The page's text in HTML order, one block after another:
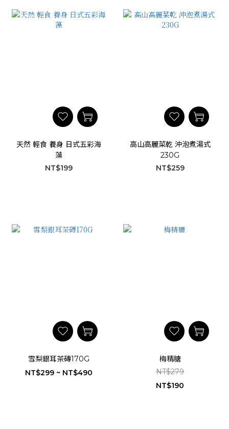
天然 輕食 養身 日式五彩海
藻
NT$199
高山高麗菜乾 沖泡煮湯式
230G
NT$259
雪梨銀耳茶磚170G
NT$299 ~ NT$490
梅精糖
NT$279
NT$190